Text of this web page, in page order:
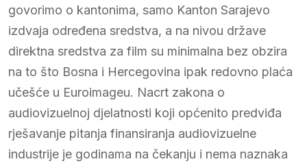
govorimo o kantonima, samo Kanton Sarajevo
izdvaja određena sredstva, a na nivou države
direktna sredstva za film su minimalna bez obzira
na to što Bosna i Hercegovina ipak redovno plaća
učešće u Euroimageu. Nacrt zakona o
audiovizuelnoj djelatnosti koji općenito predviđa
rješavanje pitanja finansiranja audiovizuelne
industrije je godinama na čekanju i nema naznaka